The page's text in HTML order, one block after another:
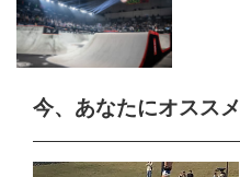
今、あなたにオススメ